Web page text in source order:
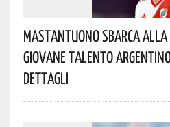
Mastantuono Sbarca
Giovane Talento
Dettagli